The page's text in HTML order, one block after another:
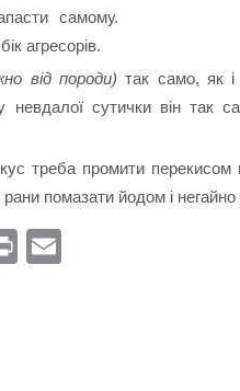
самому.
агресорів.
від породи) так само, як і
невдалої сутички він
треба промити перекисом
помазати йодом і негайно
Pr